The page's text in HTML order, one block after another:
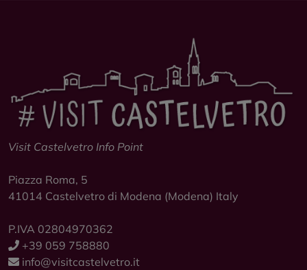
Visit Castelvetro Info Point
Piazza Roma, 5
41014 Castelvetro di Modena (Modena) Italy
P.IVA 02804970362
+39 059 758880
info@visitcastelvetro.it